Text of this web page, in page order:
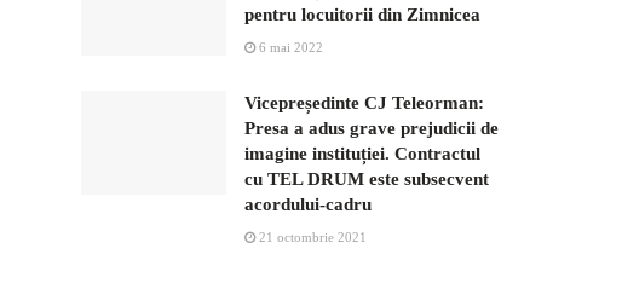
pentru locuitorii din Zimnicea
6 mai 2022
Vicepreședinte CJ Teleorman:
Presa a adus grave prejudicii de
imagine instituției. Contractul
cu TEL DRUM este subsecvent
acordului-cadru
21 octombrie 2021